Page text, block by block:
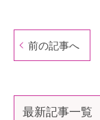
前の記事へ
最新記事一覧